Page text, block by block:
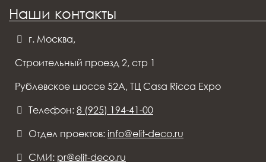
Наши контакты
г. Москва,
Строительный проезд 2, стр 1
Рублевское шоссе 52А, ТЦ Casa Ricca Expo
Телефон: 8 (925) 194-41-00
Отдел проектов: info@elit-deco.ru
СМИ: pr@elit-deco.ru